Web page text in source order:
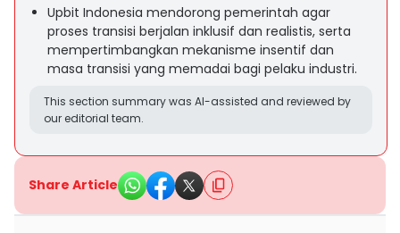
Upbit Indonesia mendorong pemerintah agar
proses transisi berjalan inklusif dan realistis, serta
mempertimbangkan mekanisme insentif dan
masa transisi yang memadai bagi pelaku industri.
This section summary was AI-assisted and reviewed by
our editorial team.
Share Article